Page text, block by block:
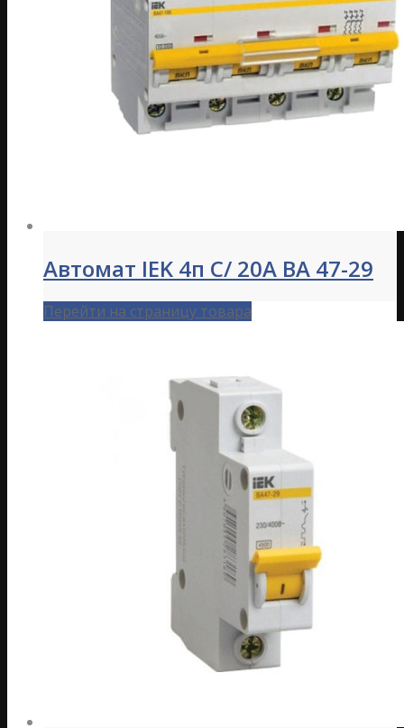
Автомат IEK 4п C/ 20А ВА 47-29
Перейти на страницу товара